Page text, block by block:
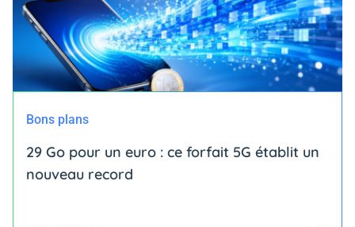
Bons plans
29 Go pour un euro : ce forfait 5G établit un
nouveau record